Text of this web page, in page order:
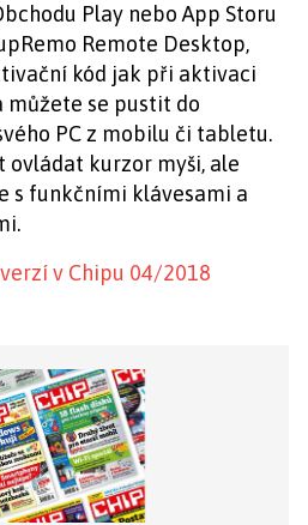
Play nebo App Storu
Remote Desktop,
kód jak při aktivaci
se pustit do
PC z mobilu či tabletu.
ovládat kurzor myši, ale
s funkčními klávesami a
v Chipu 04/2018